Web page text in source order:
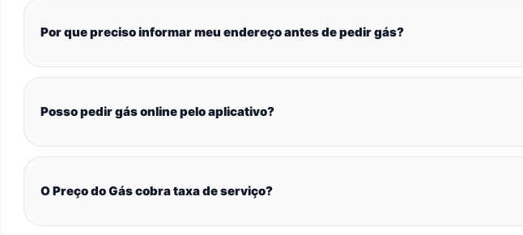
Por que preciso informar meu endereço antes de pedir gás?
Posso pedir gás online pelo aplicativo?
O Preço do Gás cobra taxa de serviço?